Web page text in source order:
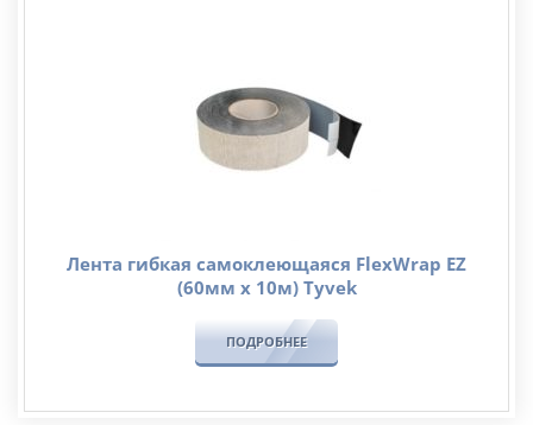
Лента гибкая самоклеющаяся FlexWrap EZ
(60мм х 10м) Tyvek
ПОДРОБНЕЕ